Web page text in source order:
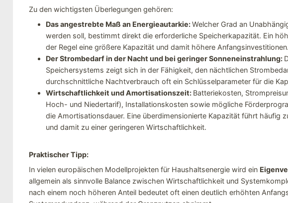
Zu den wichtigsten Überlegungen gehören:
Das angestrebte Maß an Energieautarkie:Welcher Grad an
werden soll, bestimmt direkt die erforderliche Speicherkapazität. Ein
der Regel eine größere Kapazität und damit höhere Anfangsinvestitionen.
Der Strombedarf in der Nacht und bei geringer Sonneneinstrahlung:
Speichersystems zeigt sich in der Fähigkeit, den nächtlichen
durchschnittliche Nachtverbrauch oft ein Schlüsselparameter für die
Wirtschaftlichkeit und Amortisationszeit: Batteriekosten,
Hoch- und Niedertarif), Installationskosten sowie mögliche
die Amortisationsdauer. Eine überdimensionierte Kapazität führt häufig
und damit zu einer geringeren Wirtschaftlichkeit.
Praktischer Tipp:
In vielen europäischen Modellprojekten für Haushaltsenergie wird ein
allgemein als sinnvolle Balance zwischen Wirtschaftlichkeit und
nach einem noch höheren Anteil bedeutet oft einen deutlich erhöhten